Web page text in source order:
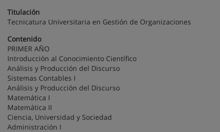
Titulación
Tecnicatura Universitaria en Gestión de Organizaciones
Contenido
PRIMER AÑO
Introducción al Conocimiento Científico
Análisis y Producción del Discurso
Sistemas Contables I
Análisis y Producción del Discurso
Matemática I
Matemática II
Ciencia, Universidad y Sociedad
Administración I